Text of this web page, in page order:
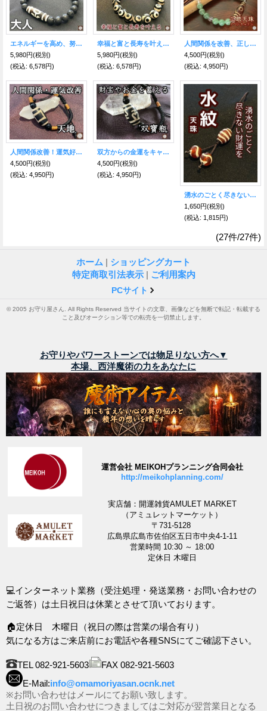
エネルギーを高め、努力が報われ目標達成出来る！大人天珠＆溶岩石ブレス
5,980円(税別)
(税込: 6,578円)
幸福と富と長寿を叶える！総三眼天珠ブレスレット
5,980円(税別)
(税込: 6,578円)
人間関係を改善、正しい道へ導かれる 三眼天珠＆アベンチュリン
4,500円(税別)
(税込: 4,950円)
人間関係改善！運気好転にも！天地天珠 大玉ブレスレット
4,500円(税別)
(税込: 4,950円)
双方からの金運をキャッチ！ 財宝やお金を蓄える 双寶瓶天珠 大玉ブレスレット
4,500円(税別)
(税込: 4,950円)
湧水のごとく尽きない財運を！水紋 三つの天珠めのうストラップ
1,650円(税別)
(税込: 1,815円)
(27件/27件)
ホーム | ショッピングカート
特定商取引法表示 | ご利用案内
PCサイト
© 2005 お守り屋さん. All Rights Reserved 当サイトの文章、画像などを無断で転記・転載する
こと及びオークション等での転売を一切禁止します。
お守りやパワーストーンでは物足りない方へ▼
本場、西洋魔術の力をあなたに
運営会社 MEIKOHプランニング合同会社
http://meikohplanning.com/
実店舗：開運雑貨AMULET MARKET
（アミュレットマーケット）
〒731-5128
広島県広島市佐伯区五日市中央4-1-11
営業時間 10:30 ～ 18:00
定休日 木曜日
💻インターネット業務（受注処理・発送業務・お問い合わせの
ご返答）は土日祝日は休業とさせて頂いております。
🏠定休日 木曜日（祝日の際は営業の場合有り）
気になる方はご来店前にお電話や各種SNSにてご確認下さい。
TEL 082-921-5603
FAX 082-921-5603
E-Mail:info@omamoriyasan.ocnk.net
※お問い合わせはメールにてお願い致します。
土日祝のお問い合わせにつきましてはご対応が翌営業日となる